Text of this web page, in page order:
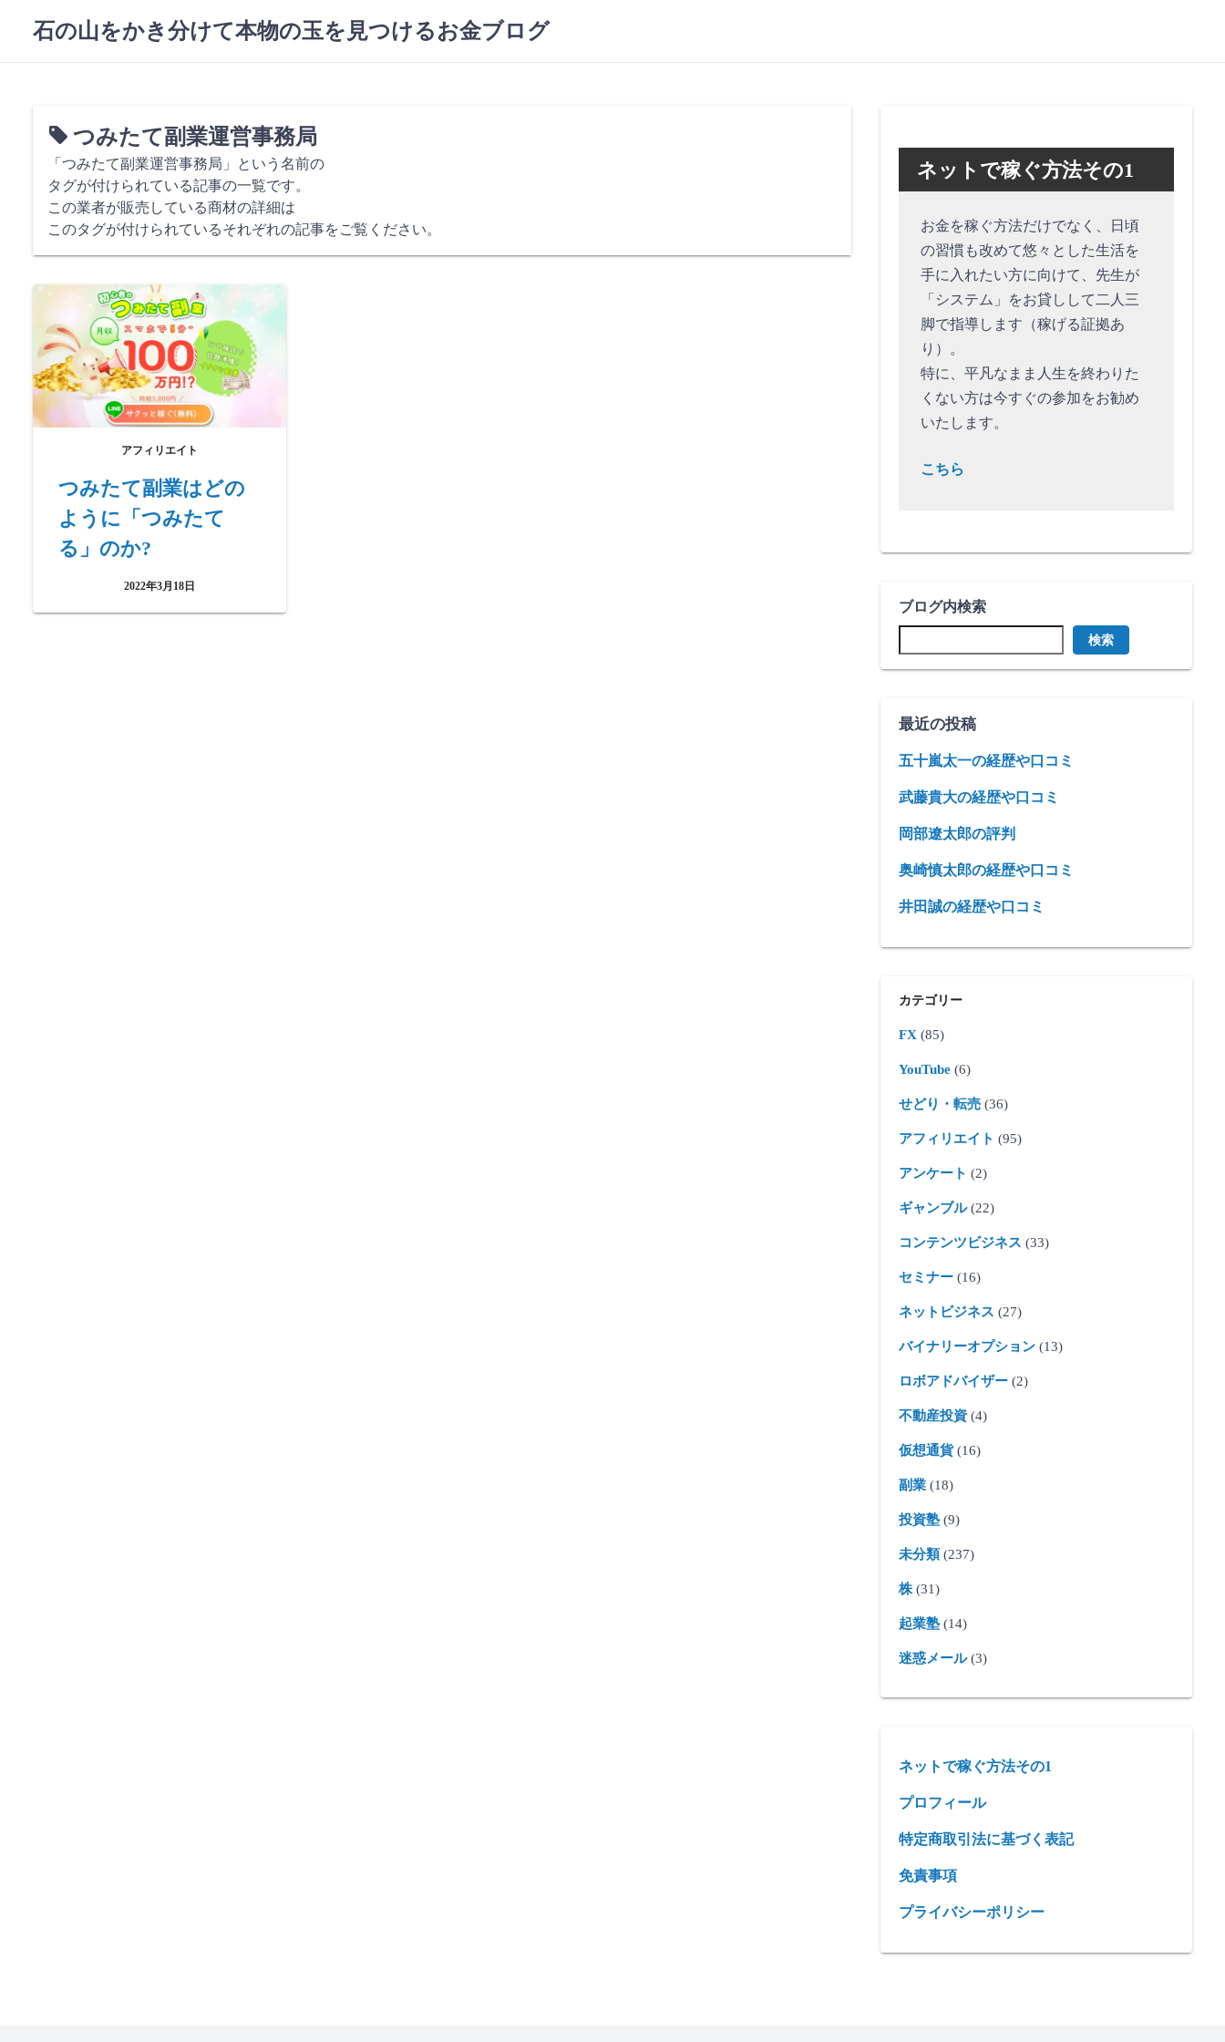
石の山をかき分けて本物の玉を見つけるお金ブログ
つみたて副業運営事務局
「つみたて副業運営事務局」という名前の
タグが付けられている記事の一覧です。
この業者が販売している商材の詳細は
このタグが付けられているそれぞれの記事をご覧ください。
アフィリエイト
つみたて副業はどの
ように「つみたて
る」のか?
2022年3月18日
ネットで稼ぐ方法その1
お金を稼ぐ方法だけでなく、日頃
の習慣も改めて悠々とした生活を
手に入れたい方に向けて、先生が
「システム」をお貸しして二人三
脚で指導します（稼げる証拠あ
り）。
特に、平凡なまま人生を終わりた
くない方は今すぐの参加をお勧め
いたします。
こちら
ブログ内検索
検索
最近の投稿
五十嵐太一の経歴や口コミ
武藤貴大の経歴や口コミ
岡部遼太郎の評判
奥崎慎太郎の経歴や口コミ
井田誠の経歴や口コミ
カテゴリー
FX (85)
YouTube (6)
せどり・転売 (36)
アフィリエイト (95)
アンケート (2)
ギャンブル(22)
コンテンツビジネス (33)
セミナー (16)
ネットビジネス (27)
バイナリーオプション (13)
ロボアドバイザー (2)
不動産投資 (4)
仮想通貨(16)
副業 (18)
投資塾 (9)
未分類 (237)
株 (31)
起業塾 (14)
迷惑メール(3)
ネットで稼ぐ方法その1
プロフィール
特定商取引法に基づく表記
免責事項
プライバシーポリシー